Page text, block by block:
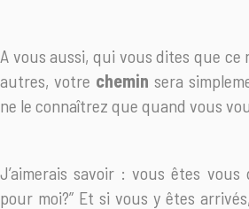
A vous aussi, qui vous dites que ce
autres, votre chemin sera
ne le connaîtrez que quand vous
J’aimerais savoir : vous êtes vous
pour moi?” Et si vous y êtes